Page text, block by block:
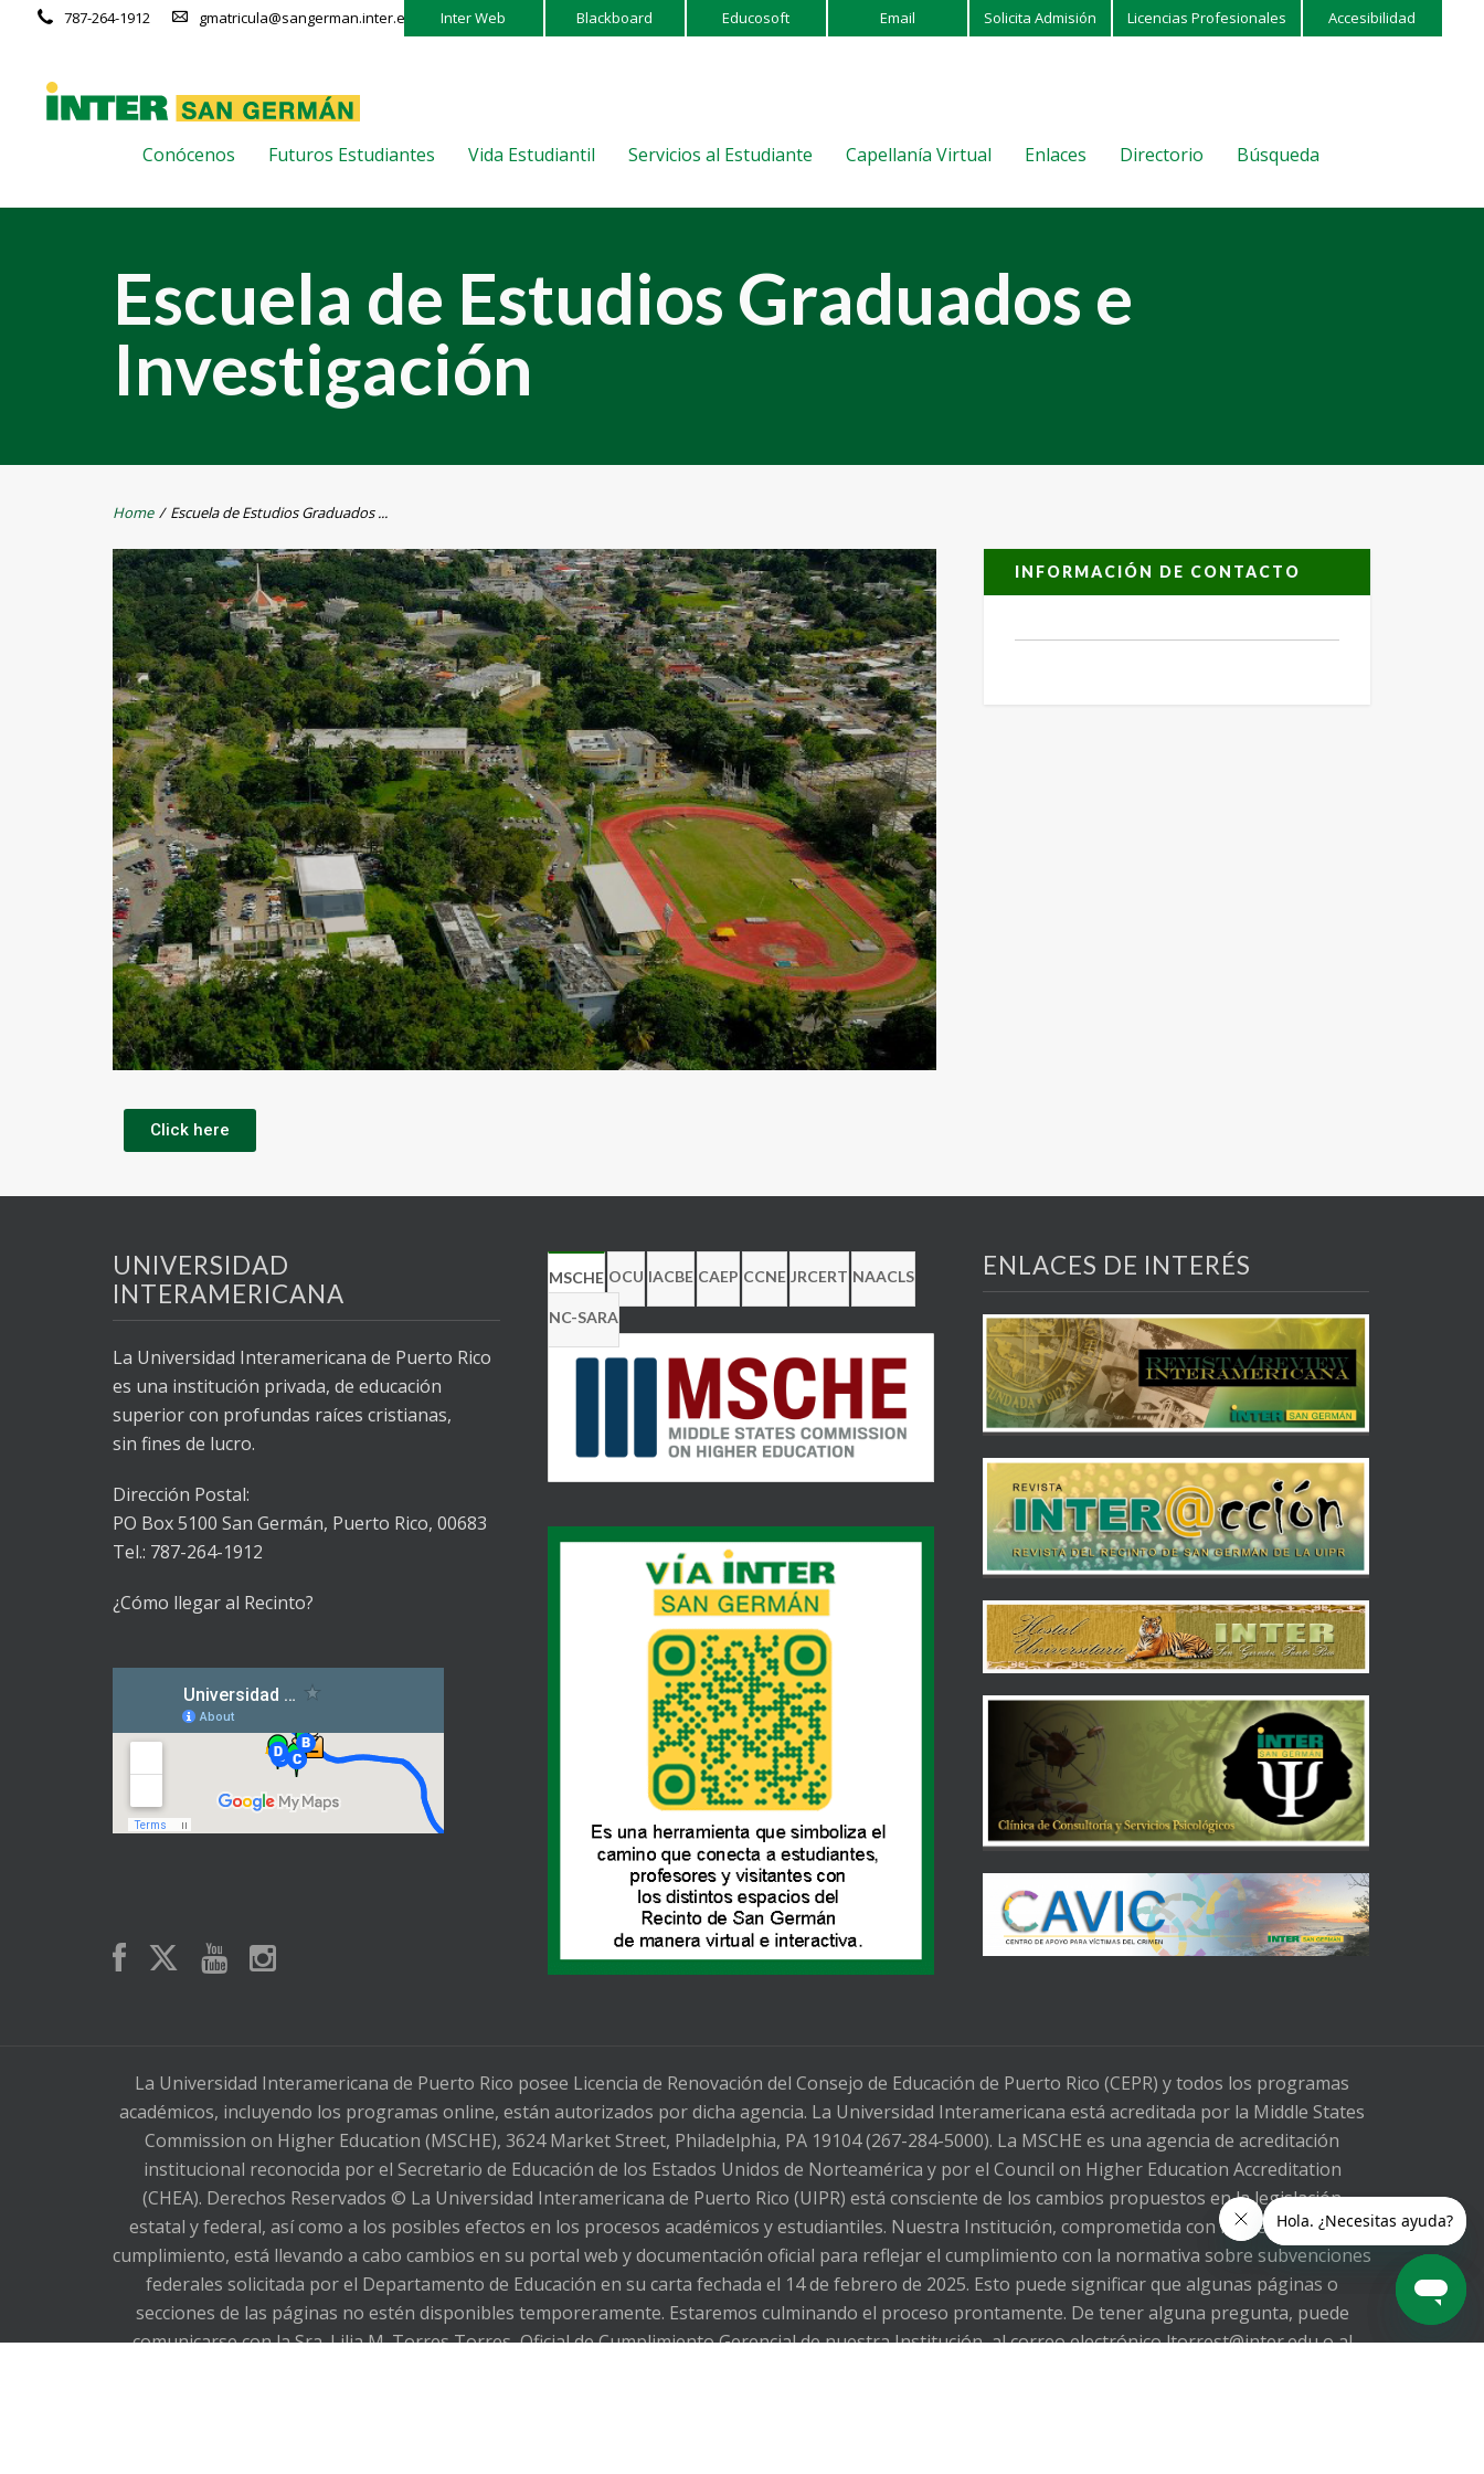
Inter Web Blackboard Educosoft Email Solicita Admisión Licencias Profesionales Accesibilidad
787-264-1912 gmatricula@sangerman.inter.edu
Conócenos Futuros Estudiantes Vida Estudiantil Servicios al Estudiante Capellanía Virtual Enlaces Directorio Búsqueda
Escuela de Estudios Graduados e
Investigación
Home / Escuela de Estudios Graduados ...
Click here
INFORMACIÓN DE CONTACTO
UNIVERSIDAD
INTERAMERICANA
La Universidad Interamericana de Puerto Rico
es una institución privada, de educación
superior con profundas raíces cristianas,
sin fines de lucro.
Dirección Postal:
PO Box 5100 San Germán, Puerto Rico, 00683
Tel.: 787-264-1912
¿Cómo llegar al Recinto?
MSCHE OCU IACBE CAEP CCNE JRCERT NAACLS
NC-SARA
ENLACES DE INTERÉS
La Universidad Interamericana de Puerto Rico posee Licencia de Renovación del Consejo de Educación de Puerto Rico (CEPR) y todos los programas
académicos, incluyendo los programas online, están autorizados por dicha agencia. La Universidad Interamericana está acreditada por la Middle States
Commission on Higher Education (MSCHE), 3624 Market Street, Philadelphia, PA 19104 (267-284-5000). La MSCHE es una agencia de acreditación
institucional reconocida por el Secretario de Educación de los Estados Unidos de Norteamérica y por el Council on Higher Education Accreditation
(CHEA). Derechos Reservados © La Universidad Interamericana de Puerto Rico (UIPR) está consciente de los cambios propuestos en la legislación
estatal y federal, así como a los posibles efectos en los procesos académicos y estudiantiles. Nuestra Institución, comprometida con los requisitos de
cumplimiento, está llevando a cabo cambios en su portal web y documentación oficial para reflejar el cumplimiento con la normativa sobre subvenciones
federales solicitada por el Departamento de Educación en su carta fechada el 14 de febrero de 2025. Esto puede significar que algunas páginas o
secciones de las páginas no estén disponibles temporeramente. Estaremos culminando el proceso prontamente. De tener alguna pregunta, puede
comunicarse con la Sra. Lilia M. Torres Torres, Oficial de Cumplimiento Gerencial de nuestra Institución, al correo electrónico ltorrest@inter.edu o al